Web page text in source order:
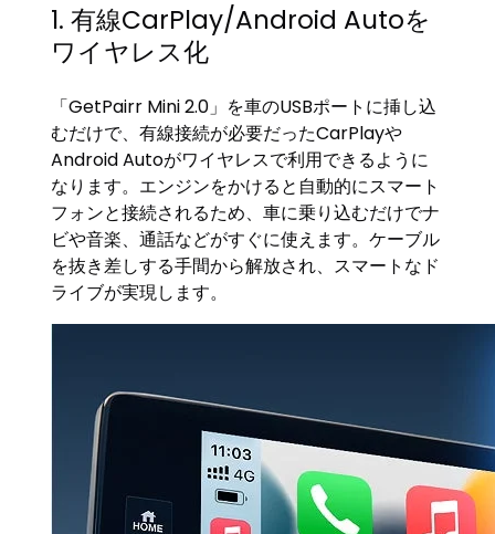
1. 有線CarPlay/Android Autoを
ワイヤレス化
「GetPairr Mini 2.0」を車のUSBポートに挿し込
むだけで、有線接続が必要だったCarPlayや
Android Autoがワイヤレスで利用できるように
なります。エンジンをかけると自動的にスマート
フォンと接続されるため、車に乗り込むだけでナ
ビや音楽、通話などがすぐに使えます。ケーブル
を抜き差しする手間から解放され、スマートなド
ライブが実現します。